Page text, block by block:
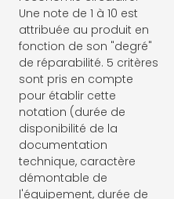
Une note de 1 à 10 est
attribuée au produit en
fonction de son "degré"
de réparabilité. 5 critères
sont pris en compte
pour établir cette
notation (durée de
disponibilité de la
documentation
technique, caractère
démontable de
l'équipement, durée de